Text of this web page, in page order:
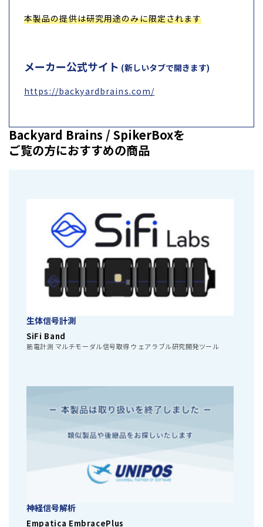
本製品の提供は研究用途のみに限定されます
メーカー公式サイト (新しいタブで開きます)
https://backyardbrains.com/
Backyard Brains / SpikerBoxを
ご覧の方におすすめの商品
生体信号計測
SiFi Band
筋電計測 マルチモーダル信号取得 ウェアラブル研究開発ツール
神経信号解析
Empatica EmbracePlus